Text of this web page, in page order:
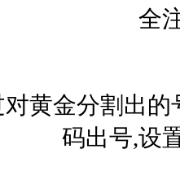
全
对黄金分割出
码出号,设